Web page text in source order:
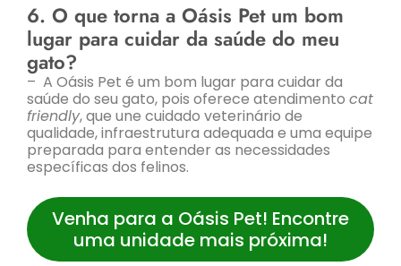
6. O que torna a Oásis Pet um bom
lugar para cuidar da saúde do meu
gato?
– A Oásis Pet é um bom lugar para cuidar da
saúde do seu gato, pois oferece atendimento cat
friendly, que une cuidado veterinário de
qualidade, infraestrutura adequada e uma equipe
preparada para entender as necessidades
específicas dos felinos.
Venha para a Oásis Pet! Encontre
uma unidade mais próxima!